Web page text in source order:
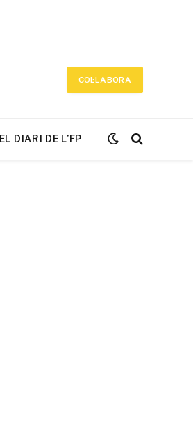
COL·LABORA
EL DIARI DE L’FP